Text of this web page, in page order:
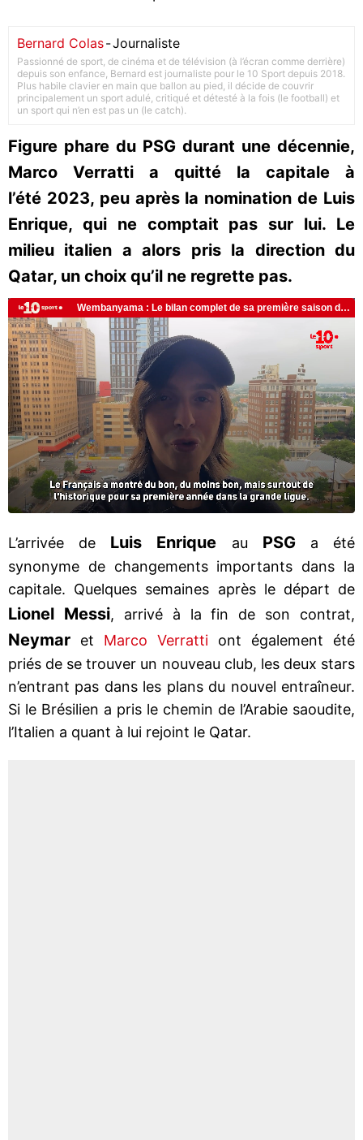
Bernard Colas-Journaliste
Passionné de sport, de cinéma et de télévision (à l’écran comme derrière)
depuis son enfance, Bernard est journaliste pour le 10 Sport depuis 2018.
Plus habile clavier en main que ballon au pied, il décide de couvrir
principalement un sport adulé, critiqué et détesté à la fois (le football) et
un sport qui n’en est pas un (le catch).
Figure phare du PSG durant une décennie,
Marco Verratti a quitté la capitale à
l’été 2023, peu après la nomination de Luis
Enrique, qui ne comptait pas sur lui. Le
milieu italien a alors pris la direction du
Qatar, un choix qu’il ne regrette pas.
L’arrivée de Luis Enrique au PSG
a été
synonyme de changements importants dans la
capitale. Quelques semaines après le départ de
Lionel Messi, arrivé à la fin de son contrat,
Neymar et Marco Verratti ont également été
priés de se trouver un nouveau club, les deux stars
n’entrant pas dans les plans du nouvel entraîneur.
Si le Brésilien a pris le chemin de l’Arabie saoudite,
l’Italien a quant à lui rejoint le Qatar.